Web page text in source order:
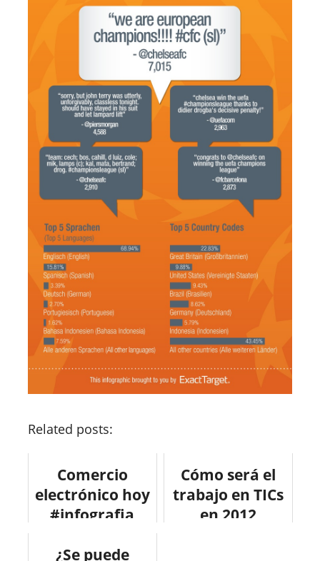
Related posts:
Comercio
electrónico hoy
#infografia
#ecommerce
Cómo será el
trabajo en TICs
en 2012
¿Se puede